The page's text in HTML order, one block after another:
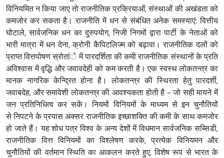
विनियमित न किया जाए तो राजनीतिक प्रक्रियाओं, संस्थाओं की अखंडता को
कमजोर कर सकता है। राजनीति में धन से संबंधित अनेक समस्याएं: वित्तीय
घोटाले, सार्वजनिक धन का दुरुपयोग, निजी निगमों द्वारा पार्टी के नेताओं को
भारी मात्रा में धन देना, क्रोनी कैपिटलिज्म को बढ़ावा। राजनीतिक दलों को
प्राप्त वित्तपोषण स्रोतांे में पारदर्शिता की कमी राजनीतिक संस्थानों के प्रति
अविश्वास में वृद्धि और जवावदेही को कम करती है। एक स्वस्थ लोकतन्त्र का
मानक नागरिक केन्द्रित होना है। लोकतन्त्र की स्थिरता हेतु पारदर्शी,
जवाबदेह, और समावेशी लोकतन्त्र की आवश्यकता होती है - जो सही मायने में
जन प्रतिनिधित्व कर सकें। नियमों विनियमों के माध्यम से इन चुनौतियों
से निपटने के प्रयास अक्सर राजनीतिक इच्छाशक्ति की कमी के साथ कमजोर
हो जाते हैं। यह शोध पत्र विश्व के अन्य देशों में विधमान सार्वजनिक सब्सिडी,
राजनीतिक वित्त विनियमों का विश्लेषण करके, प्रत्येक विनियमन और
चुनौतियों की वर्तमान स्थिति का आकलन करते हुए, विशेष रूप से भारत के